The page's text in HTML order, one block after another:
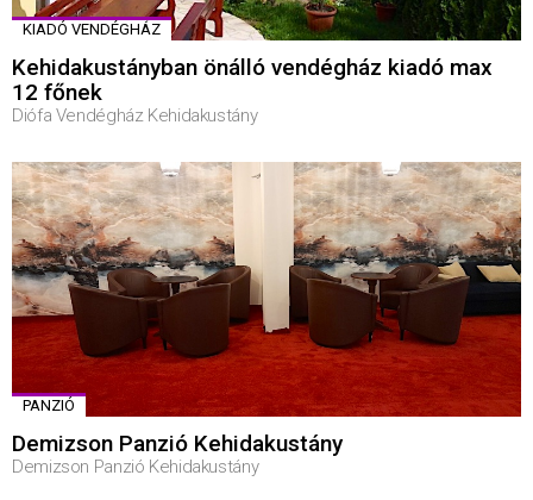
KIADÓ VENDÉGHÁZ
Kehidakustányban önálló vendégház kiadó max
12 főnek
Diófa Vendégház Kehidakustány
PANZIÓ
Demizson Panzió Kehidakustány
Demizson Panzió Kehidakustány